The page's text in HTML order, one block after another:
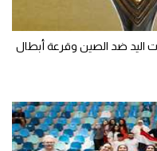
6 أغسطس 2026.. ناشئات اليد ضد الصين وقرعة أبطال